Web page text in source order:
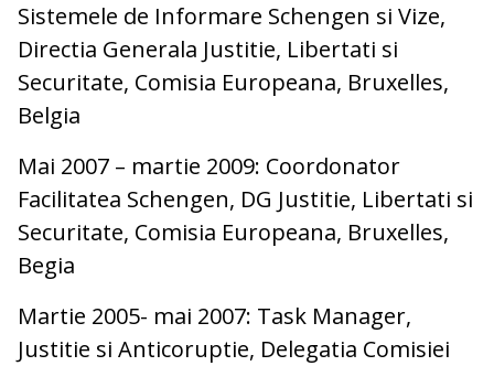
Sistemele de Informare Schengen si Vize,
Directia Generala Justitie, Libertati si
Securitate, Comisia Europeana, Bruxelles,
Belgia
Mai 2007 – martie 2009: Coordonator
Facilitatea Schengen, DG Justitie, Libertati si
Securitate, Comisia Europeana, Bruxelles,
Begia
Martie 2005- mai 2007: Task Manager,
Justitie si Anticoruptie, Delegatia Comisiei